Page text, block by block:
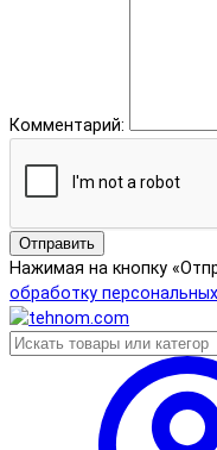
Комментарий:
Отправить
Нажимая на кнопку
обработку